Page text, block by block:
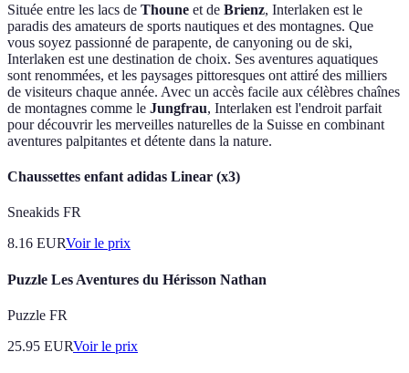
Située entre les lacs de Thoune et de Brienz, Interlaken est le
paradis des amateurs de sports nautiques et des montagnes. Que
vous soyez passionné de parapente, de canyoning ou de ski,
Interlaken est une destination de choix. Ses aventures aquatiques
sont renommées, et les paysages pittoresques ont attiré des milliers
de visiteurs chaque année. Avec un accès facile aux célèbres chaînes
de montagnes comme le Jungfrau, Interlaken est l'endroit parfait
pour découvrir les merveilles naturelles de la Suisse en combinant
aventures palpitantes et détente dans la nature.
Chaussettes enfant adidas Linear (x3)
Sneakids FR
8.16 EURVoir le prix
Puzzle Les Aventures du Hérisson Nathan
Puzzle FR
25.95 EURVoir le prix